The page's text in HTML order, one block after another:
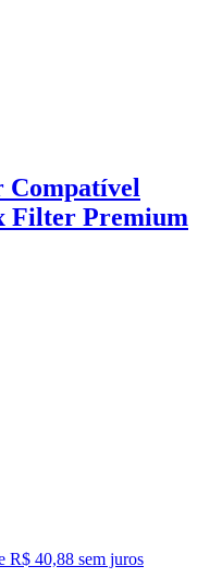
Compatível
Filter Premium
R$ 40,88 sem juros